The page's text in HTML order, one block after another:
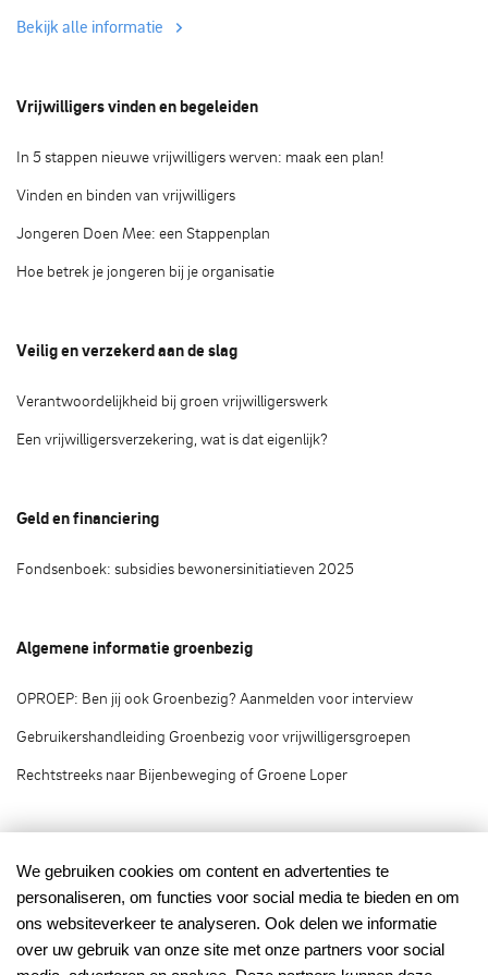
Bekijk alle informatie
Vrijwilligers vinden en begeleiden
In 5 stappen nieuwe vrijwilligers werven: maak een plan!
Vinden en binden van vrijwilligers
Jongeren Doen Mee: een Stappenplan
Hoe betrek je jongeren bij je organisatie
Veilig en verzekerd aan de slag
Verantwoordelijkheid bij groen vrijwilligerswerk
Een vrijwilligersverzekering, wat is dat eigenlijk?
Geld en financiering
Fondsenboek: subsidies bewonersinitiatieven 2025
Algemene informatie groenbezig
OPROEP: Ben jij ook Groenbezig? Aanmelden voor interview
Gebruikershandleiding Groenbezig voor vrijwilligersgroepen
Rechtstreeks naar Bijenbeweging of Groene Loper
Groenbezig.nl © 2020
Groenbezig.nl is het vrijwilligersplatform van:
We gebruiken cookies om content en advertenties te
personaliseren, om functies voor social media te bieden en om
ons websiteverkeer te analyseren. Ook delen we informatie
over uw gebruik van onze site met onze partners voor social